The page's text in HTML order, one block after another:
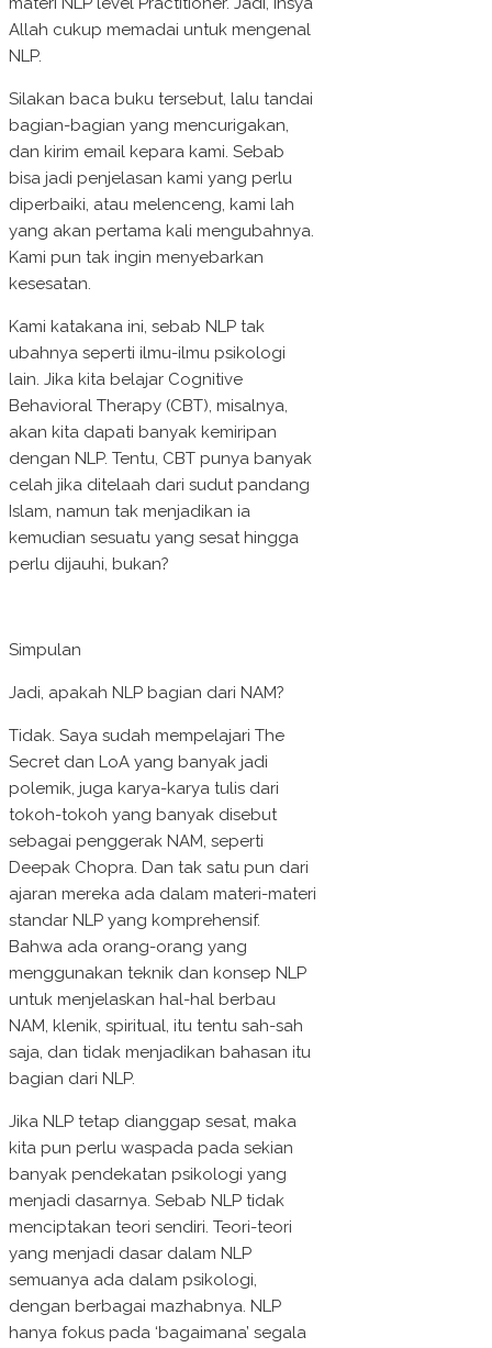
Allah cukup memadai untuk mengenal
NLP.
Silakan baca buku tersebut, lalu tandai
bagian-bagian yang mencurigakan,
dan kirim email kepara kami. Sebab
bisa jadi penjelasan kami yang perlu
diperbaiki, atau melenceng, kami lah
yang akan pertama kali mengubahnya.
Kami pun tak ingin menyebarkan
kesesatan.
Kami katakana ini, sebab NLP tak
ubahnya seperti ilmu-ilmu psikologi
lain. Jika kita belajar Cognitive
Behavioral Therapy (CBT), misalnya,
akan kita dapati banyak kemiripan
dengan NLP. Tentu, CBT punya banyak
celah jika ditelaah dari sudut pandang
Islam, namun tak menjadikan ia
kemudian sesuatu yang sesat hingga
perlu dijauhi, bukan?
Simpulan
Jadi, apakah NLP bagian dari NAM?
Tidak. Saya sudah mempelajari The
Secret dan LoA yang banyak jadi
polemik, juga karya-karya tulis dari
tokoh-tokoh yang banyak disebut
sebagai penggerak NAM, seperti
Deepak Chopra. Dan tak satu pun dari
ajaran mereka ada dalam materi-materi
standar NLP yang komprehensif.
Bahwa ada orang-orang yang
menggunakan teknik dan konsep NLP
untuk menjelaskan hal-hal berbau
NAM, klenik, spiritual, itu tentu sah-sah
saja, dan tidak menjadikan bahasan itu
bagian dari NLP.
Jika NLP tetap dianggap sesat, maka
kita pun perlu waspada pada sekian
banyak pendekatan psikologi yang
menjadi dasarnya. Sebab NLP tidak
menciptakan teori sendiri. Teori-teori
yang menjadi dasar dalam NLP
semuanya ada dalam psikologi,
dengan berbagai mazhabnya. NLP
hanya fokus pada ‘bagaimana’ segala